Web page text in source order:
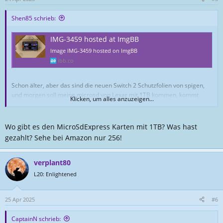
Shen85 schrieb:
IMG-3459 hosted at ImgBB
Image IMG-3459 hosted on ImgBB
ibb.co
Schon älter, aber das sind die neuen Switch 2 Schutzfolien von spigen,
und morgen soll meine microsd von Lexar mit 1TB kommen, kommt
dann noch ein Bild
Klicken, um alles anzuzeigen...
Wo gibt es den MicroSdExpress Karten mit 1TB? Was hast
gezahlt? Sehe bei Amazon nur 256!
verplant80
L20: Enlightened
25 Apr 2025 #6
CaptainN schrieb: